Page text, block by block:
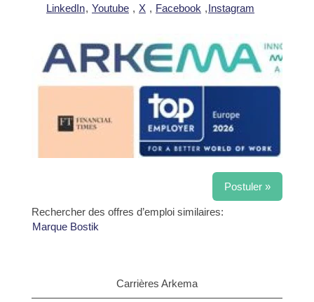
LinkedIn, Youtube , X , Facebook ,Instagram
Postuler »
Rechercher des offres d’emploi similaires:
Marque Bostik
Carrières Arkema